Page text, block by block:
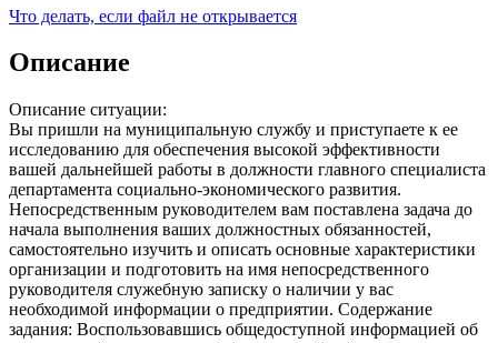
Что делать, если файл не открывается
Описание
Описание ситуации:
Вы пришли на муниципальную службу и приступаете к ее
исследованию для обеспечения высокой эффективности
вашей дальнейшей работы в должности главного специалиста
департамента социально-экономического развития.
Непосредственным руководителем вам поставлена задача до
начала выполнения ваших должностных обязанностей,
самостоятельно изучить и описать основные характеристики
организации и подготовить на имя непосредственного
руководителя служебную записку о наличии у вас
необходимой информации о предприятии. Содержание
задания: Воспользовавшись общедоступной информацией об